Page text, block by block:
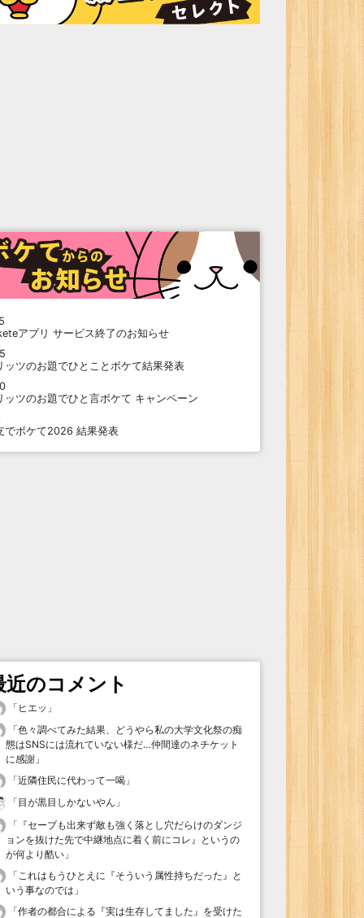
アプリ サービス終了のお知らせ
ッツのお題でひとことボケて結果発表
ッツのお題でひと言ボケて キャンペーン
でボケて2026 結果発表
近のコメント
「 ヒエッ 」
「色々調べてみた結果、どうやら私の大学文化祭の痴
態はSNSには流れていない様だ…仲間達のネチケット
に感謝 」
「近隣住民に代わって一喝 」
「目が黒目しかないやん 」
「 『セーブも出来ず敵も強く落とし穴だらけのダンジ
ョンを抜けた先で中継地点に着く前にコレ』というの
が何より酷い 」
「 これはもうひとえに『そういう属性持ちだった』と
いう事なのでは 」
「作者の都合による『実は生存してました』を受けた